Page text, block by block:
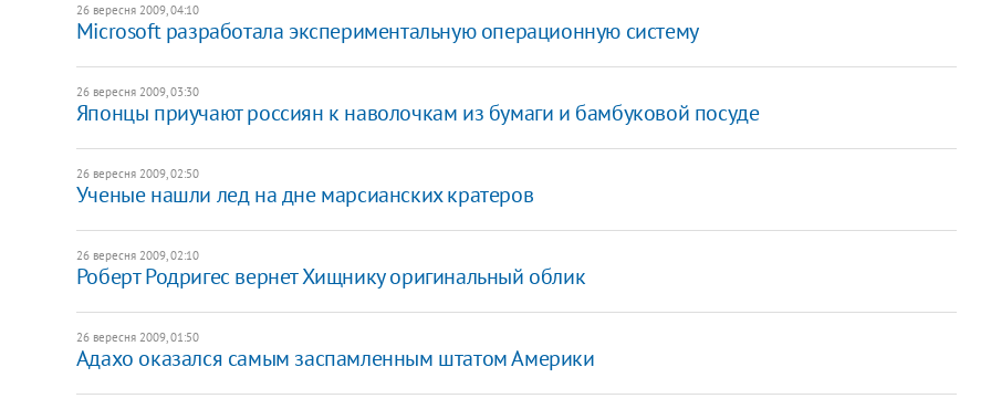
26 вересня 2009, 04:10
Microsoft разработала экспериментальную операционную систему
26 вересня 2009, 03:30
Японцы приучают россиян к наволочкам из бумаги и бамбуковой посуде
26 вересня 2009, 02:50
Ученые нашли лед на дне марсианских кратеров
26 вересня 2009, 02:10
Роберт Родригес вернет Хищнику оригинальный облик
26 вересня 2009, 01:50
Адахо оказался самым заспамленным штатом Америки